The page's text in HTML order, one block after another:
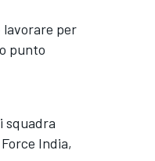
lavorare per
punto
squadra
India,